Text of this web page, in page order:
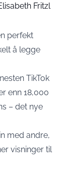
Fritzl
perfekt
å legge
TikTok
enn 18,000
– det nye
med andre,
visninger til